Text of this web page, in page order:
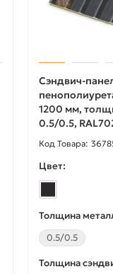
Сэндвич-
1200 мм,
0.5/0.5,
Цвет:
Толщина
0.5/0.5
Толщина